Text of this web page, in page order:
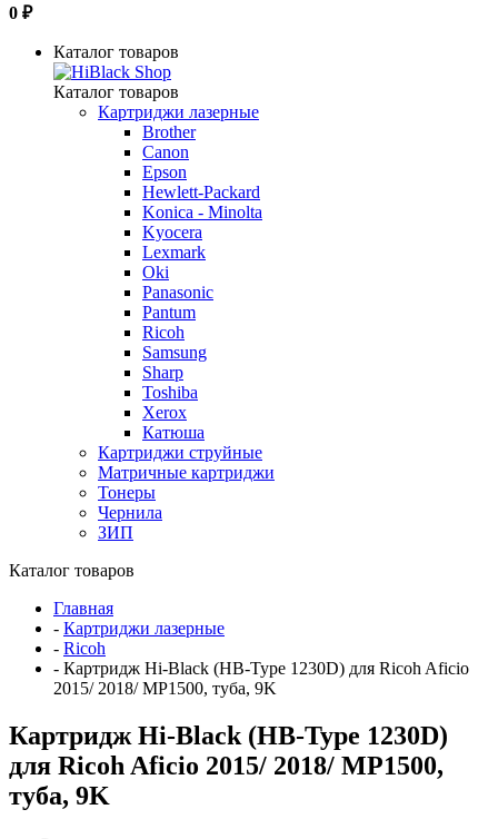
0 ₽
Каталог товаров
Каталог товаров
Картриджи лазерные
Brother
Canon
Epson
Hewlett-Packard
Konica - Minolta
Kyocera
Lexmark
Oki
Panasonic
Pantum
Ricoh
Samsung
Sharp
Toshiba
Xerox
Катюша
Картриджи струйные
Матричные картриджи
Тонеры
Чернила
ЗИП
Каталог товаров
Главная
- Картриджи лазерные
- Ricoh
- Картридж Hi-Black (HB-Type 1230D) для Ricoh Aficio
2015/ 2018/ MP1500, туба, 9K
Картридж Hi-Black (HB-Type 1230D)
для Ricoh Aficio 2015/ 2018/ MP1500,
туба, 9K